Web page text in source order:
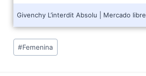
Givenchy L’interdit Absolu | Mercado libre
Post
Tags:
#Femenina